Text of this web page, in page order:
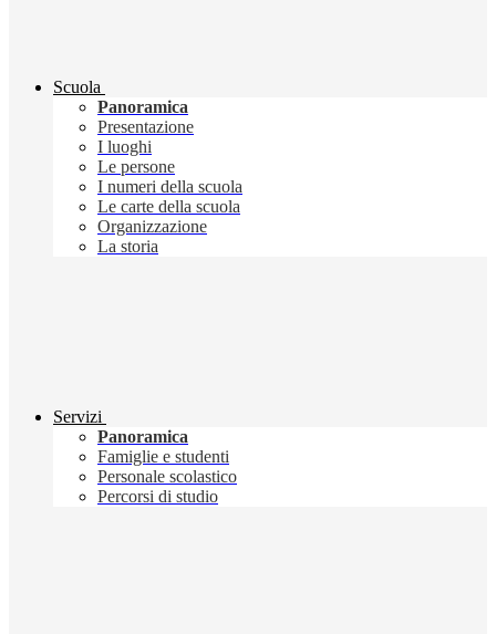
Scuola
Panoramica
Presentazione
I luoghi
Le persone
I numeri della scuola
Le carte della scuola
Organizzazione
La storia
Servizi
Panoramica
Famiglie e studenti
Personale scolastico
Percorsi di studio